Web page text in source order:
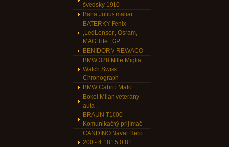
švedsky 1910
Barta Julius maliar
BATERKY Fenix
,LedLensen, Osram,
MAG Tite , GP
BENIDORM REWACO
BMW 328 Mille Miglia
Watch Swiss
Chronograph
BMW Cabrio Mato
Bokol Milan veterany
auta .
BRAUN T1000
Komunikačný prijímač
CANDINO Naval Hero
200 - 4.181.5.0.81